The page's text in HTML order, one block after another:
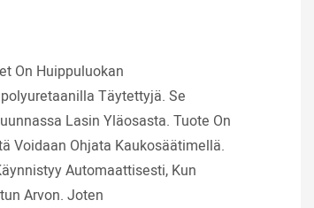
On Huippuluokan
Täytettyjä. Se
Lasin Yläosasta. Tuote On
Voidaan Ohjata Kaukosäätimellä.
Automaattisesti, Kun
Arvon. Joten